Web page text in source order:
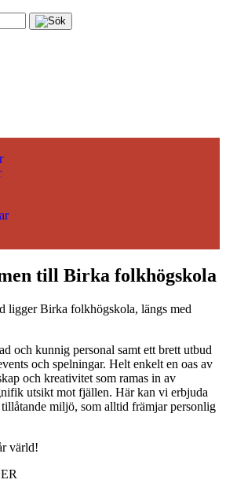
till Birka folkhögskola
ligger Birka folkhögskola, längs med
och kunnig personal samt ett brett utbud
och spelningar. Helt enkelt en oas av
och kreativitet som ramas in av
utsikt mot fjällen. Här kan vi erbjuda
miljö, som alltid främjar personlig
värld!